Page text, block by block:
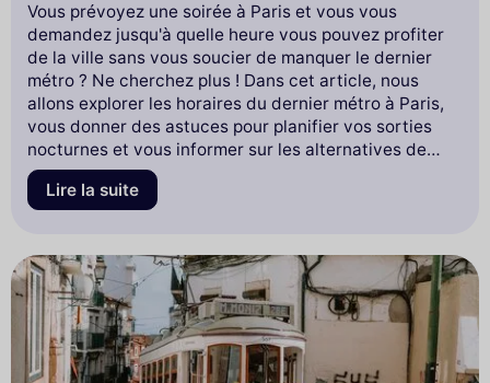
Vous prévoyez une soirée à Paris et vous vous
demandez jusqu'à quelle heure vous pouvez profiter
de la ville sans vous soucier de manquer le dernier
métro ? Ne cherchez plus ! Dans cet article, nous
allons explorer les horaires du dernier métro à Paris,
vous donner des astuces pour planifier vos sorties
nocturnes et vous informer sur les alternatives de
transport disponibles. Que vous soyez en quête d'une
soirée animée ou d'une promenade romantique, restez
Lire la suite